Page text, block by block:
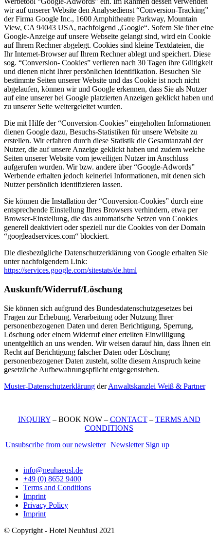
wir auf unserer Website den Analysedienst “Conversion-Tracking”
der Firma Google Inc., 1600 Amphitheatre Parkway, Mountain
View, CA 94043 USA, nachfolgend „Google“. Sofern Sie über eine
Google-Anzeige auf unsere Webseite gelangt sind, wird ein Cookie
auf Ihrem Rechner abgelegt. Cookies sind kleine Textdateien, die
Ihr Internet-Browser auf Ihrem Rechner ablegt und speichert. Diese
sog. “Conversion- Cookies” verlieren nach 30 Tagen ihre Gültigkeit
und dienen nicht Ihrer persönlichen Identifikation. Besuchen Sie
bestimmte Seiten unserer Website und das Cookie ist noch nicht
abgelaufen, können wir und Google erkennen, dass Sie als Nutzer
auf eine unserer bei Google platzierten Anzeigen geklickt haben und
zu unserer Seite weitergeleitet wurden.
Die mit Hilfe der “Conversion-Cookies” eingeholten Informationen
dienen Google dazu, Besuchs-Statistiken für unsere Website zu
erstellen. Wir erfahren durch diese Statistik die Gesamtanzahl der
Nutzer, die auf unsere Anzeige geklickt haben und zudem welche
Seiten unserer Website vom jeweiligen Nutzer im Anschluss
aufgerufen wurden. Wir bzw. andere über “Google-Adwords”
Werbende erhalten jedoch keinerlei Informationen, mit denen sich
Nutzer persönlich identifizieren lassen.
Sie können die Installation der “Conversion-Cookies” durch eine
entsprechende Einstellung Ihres Browsers verhindern, etwa per
Browser-Einstellung, die das automatische Setzen von Cookies
generell deaktiviert oder speziell nur die Cookies von der Domain
“googleadservices.com“ blockiert.
Die diesbezügliche Datenschutzerklärung von Google erhalten Sie
unter nachfolgendem Link:
https://services.google.com/sitestats/de.html
Auskunft/Widerruf/Löschung
Sie können sich aufgrund des Bundesdatenschutzgesetzes bei
Fragen zur Erhebung, Verarbeitung oder Nutzung Ihrer
personenbezogenen Daten und deren Berichtigung, Sperrung,
Löschung oder einem Widerruf einer erteilten Einwilligung
unentgeltlich an uns wenden. Wir weisen darauf hin, dass Ihnen ein
Recht auf Berichtigung falscher Daten oder Löschung
personenbezogener Daten zusteht, sollte diesem Anspruch keine
gesetzliche Aufbewahrungspflicht entgegenstehen.
Muster-Datenschutzerklärung derAnwaltskanzlei Weiß & Partner
INQUIRY– BOOK NOW – CONTACT– TERMS AND
CONDITIONS
Unsubscribe from our newsletter Newsletter Sign up
info@neuhaeusl.de
+49 (0) 8652 9400
Terms and Conditions
Imprint
Privacy Policy
Imprint
© Copyright - Hotel Neuhäusl 2021